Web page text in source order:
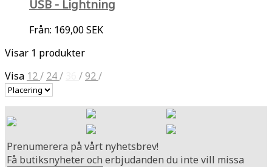
USB - Lightning
Från: 169,00 SEK
Visar 1 produkter
Visa 12/ 24/ /92/
Prenumerera på vårt nyhetsbrev!
Få butiksnyheter och erbjudanden du inte vill missa